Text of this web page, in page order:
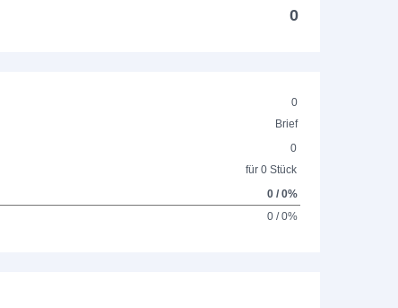
0
0
Brief
0
für 0 Stück
0 / 0%
0 / 0%